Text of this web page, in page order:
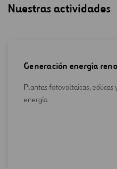
Nuestras actividades
Generación energía
Plantas fotovoltaicas, eólicas
energía